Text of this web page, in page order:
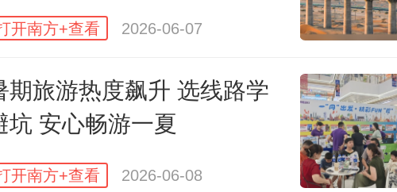
访者 供图
开南方+查看 2026-06-07
期旅游热度飙升 选线路学
坑 安心畅游一夏
开南方+查看 2026-06-08